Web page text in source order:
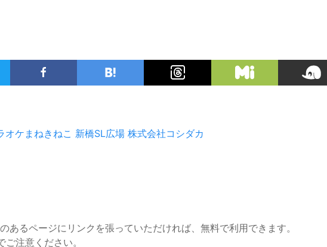
オケまねきねこ 新橋SL広場 株式会社コシダカ
あるページにリンクを張っていただければ、無料で利用できます。
注意ください。